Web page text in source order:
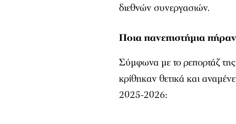
διεθνών συνεργασιών.
Ποια πανεπιστήμια
Σύμφωνα με το ρεπορτάζ της
κρίθηκαν θετικά και
2025-2026: